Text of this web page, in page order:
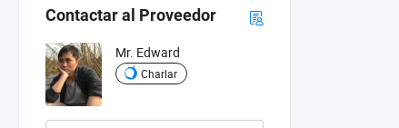
Contactar al Proveedor
Mr. Edward
Charlar